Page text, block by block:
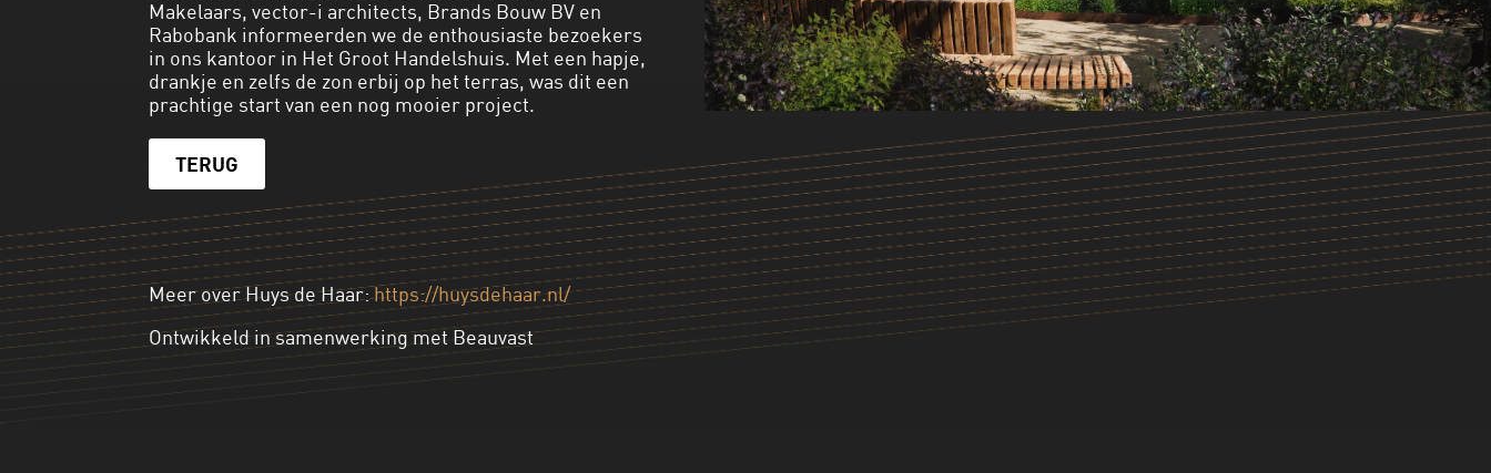
Makelaars, vector-i architects, Brands Bouw BV en
Rabobank informeerden we de enthousiaste bezoekers
in ons kantoor in Het Groot Handelshuis. Met een hapje,
drankje en zelfs de zon erbij op het terras, was dit een
prachtige start van een nog mooier project.
TERUG
Meer over Huys de Haar:https://huysdehaar.nl/
Ontwikkeld in samenwerking met Beauvast